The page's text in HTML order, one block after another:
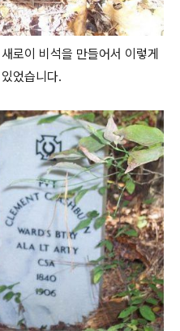
로이 비석을 만들어서 이렇게
었습니다.